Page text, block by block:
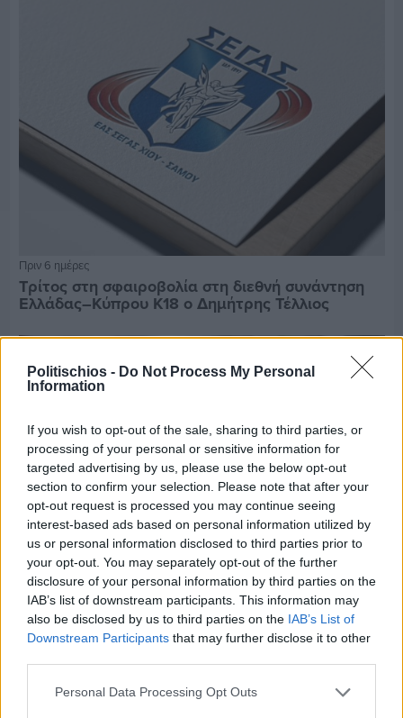
Politischios - Do Not Process My Personal
Information
If you wish to opt-out of the sale, sharing to third parties, or
processing of your personal or sensitive information for
targeted advertising by us, please use the below opt-out
section to confirm your selection. Please note that after your
opt-out request is processed you may continue seeing
interest-based ads based on personal information utilized by
us or personal information disclosed to third parties prior to
your opt-out. You may separately opt-out of the further
disclosure of your personal information by third parties on the
IAB’s list of downstream participants. This information may
also be disclosed by us to third parties on the IAB’s List of
Downstream Participants that may further disclose it to other
Personal Data Processing Opt Outs
Πριν 6 ημέρες
Τρίτος στη σφαιροβολία στη διεθνή συνάντηση
Ελλάδας–Κύπρου Κ18 ο Δημήτρης Τέλλιος
Πριν 6 ημέρες
Εργασίες ασφαλτόστρωσης σε τρεις οδούς του